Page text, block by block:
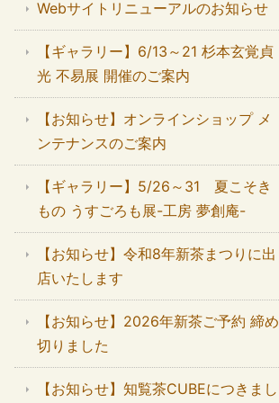
Webサイトリニューアルのお知らせ
【ギャラリー】6/13～21 杉本玄覚貞
光 不易展 開催のご案内
【お知らせ】オンラインショップ メ
ンテナンスのご案内
【ギャラリー】5/26～31 夏こそき
もの うすごろも展-工房 夢創庵-
【お知らせ】令和8年新茶まつりに出
店いたします
【お知らせ】2026年新茶ご予約 締め
切りました
【お知らせ】知覧茶CUBEにつきまし